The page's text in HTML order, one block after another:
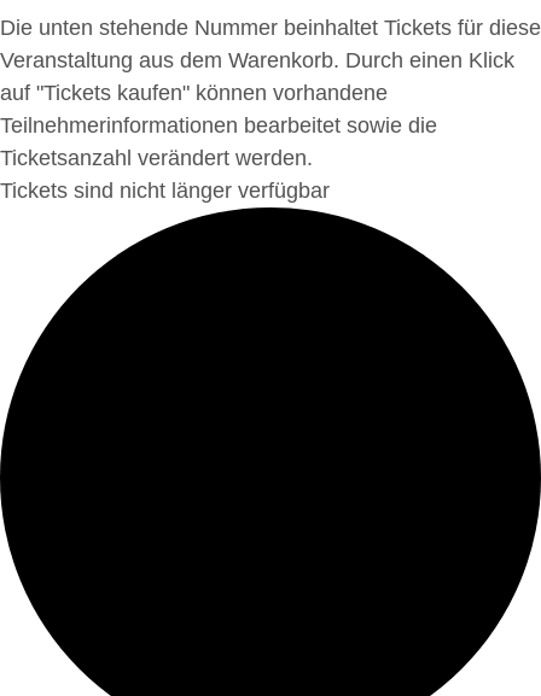
Die unten stehende Nummer beinhaltet Tickets für diese
Veranstaltung aus dem Warenkorb. Durch einen Klick
auf "Tickets kaufen" können vorhandene
Teilnehmerinformationen bearbeitet sowie die
Ticketsanzahl verändert werden.
Tickets sind nicht länger verfügbar